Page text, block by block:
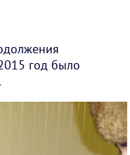
год было